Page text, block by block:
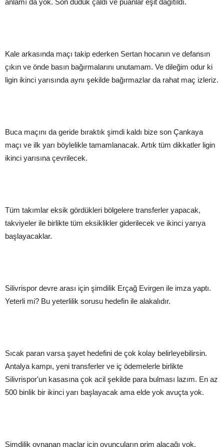
anlamı da yok. Son düdük çaldı ve puanlar eşit dağıtıldı.
Kale arkasında maçı takip ederken Sertan hocanın ve defansın
çıkın ve önde basın bağırmalarını unutamam. Ve dileğim odur ki
ligin ikinci yarısında aynı şekilde bağırmazlar da rahat maç izleriz.
Buca maçını da geride bıraktık şimdi kaldı bize son Çankaya
maçı ve ilk yarı böylelikle tamamlanacak. Artık tüm dikkatler ligin
ikinci yarısına çevrilecek.
Tüm takımlar eksik gördükleri bölgelere transferler yapacak,
takviyeler ile birlikte tüm eksiklikler giderilecek ve ikinci yarıya
başlayacaklar.
Silivrispor devre arası için şimdilik Erçağ Evirgen ile imza yaptı.
Yeterli mi? Bu yeterlilik sorusu hedefin ile alakalıdır.
Sıcak paran varsa şayet hedefini de çok kolay belirleyebilirsin.
Antalya kampı, yeni transferler ve iç ödemelerle birlikte
Silivrispor'un kasasına çok acil şekilde para bulması lazım. En az
500 binlik bir ikinci yarı başlayacak ama elde yok avuçta yok.
Şimdilik oynanan maçlar için oyuncuların prim alacağı yok.